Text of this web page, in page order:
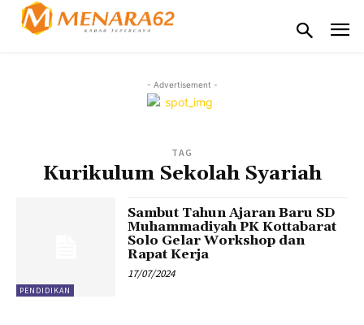
- Advertisement -
TAG
Kurikulum Sekolah Syariah
PENDIDIKAN
Sambut Tahun Ajaran Baru SD
Muhammadiyah PK Kottabarat
Solo Gelar Workshop dan
Rapat Kerja
17/07/2024